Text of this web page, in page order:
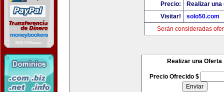
Precio:
Realizar
Visitar!
solo50.com
Serán consideradas
Realizar una Oferta
Precio Ofrecido $